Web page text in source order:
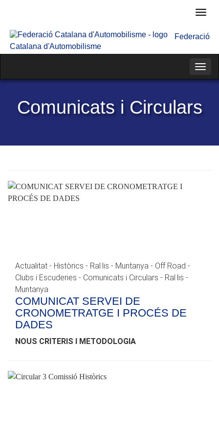
Federació
Catalana d'Automobilisme
Comunicats i Circulars
Actualitat - Històrics - Ral·lis - Muntanya - Off Road -
Clubs i Escuderies - Comunicats i Circulars - Ral·lis -
Muntanya
COMUNICAT SERVEI DE
CRONOMETRATGE I PROCÉS DE
DADES
NOUS CRITERIS I METODOLOGIA